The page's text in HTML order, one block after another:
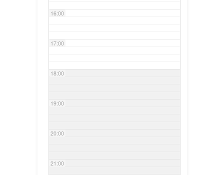
16:00
17:00
18:00
19:00
20:00
21:00